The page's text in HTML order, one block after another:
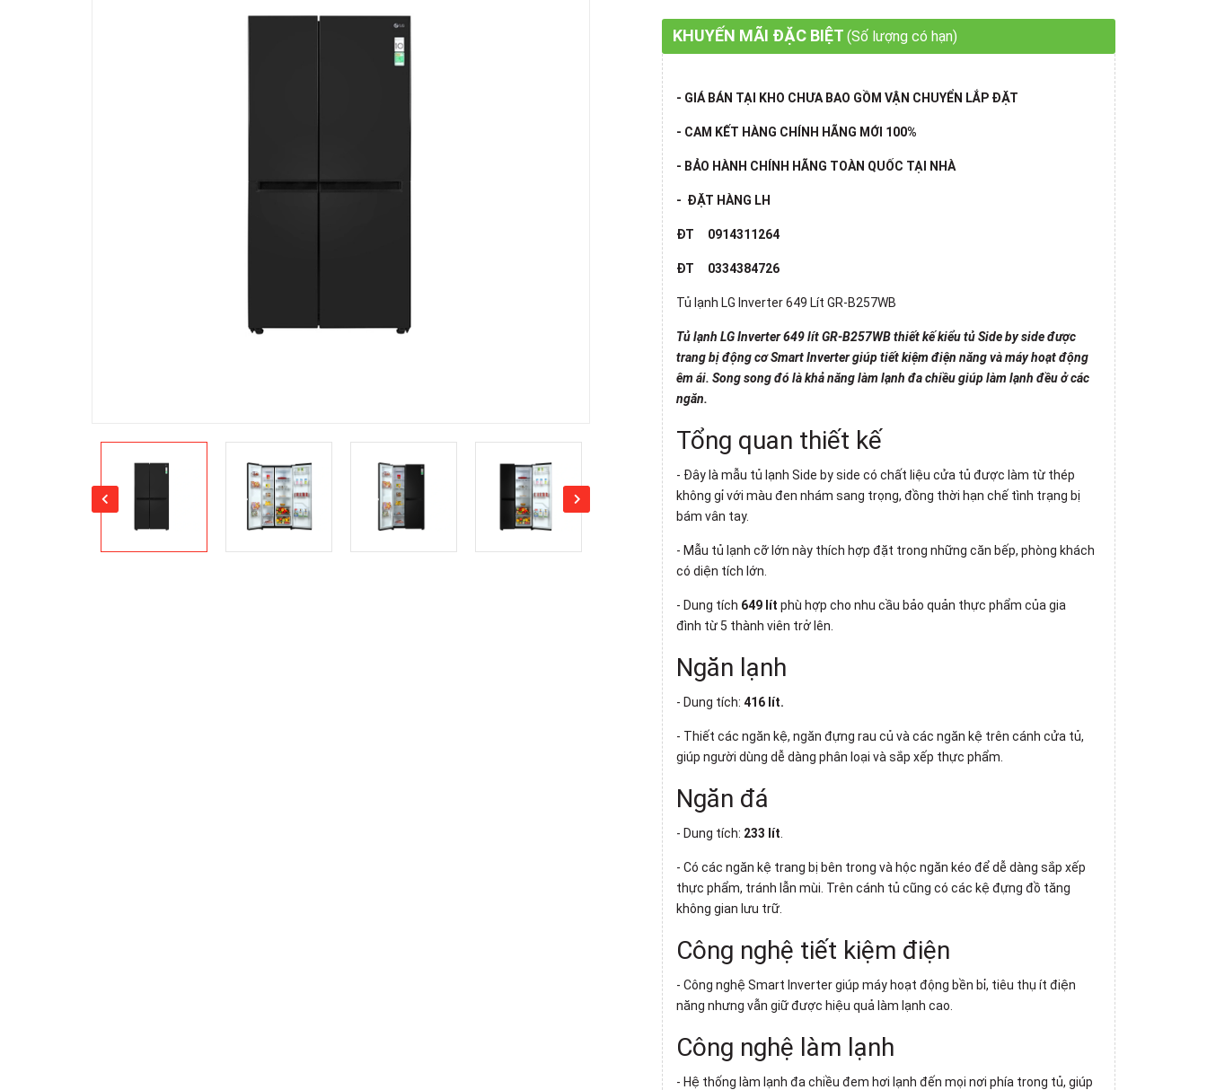
KHUYẾN MÃI ĐẶC BIỆT (Số lượng có hạn)
- GIÁ BÁN TẠI KHO CHƯA BAO GỒM VẬN CHUYỂN LẮP ĐẶT
- CAM KẾT HÀNG CHÍNH HÃNG MỚI 100%
- BẢO HÀNH CHÍNH HÃNG TOÀN QUỐC TẠI NHÀ
- ĐẶT HÀNG LH
ĐT 0914311264
ĐT 0334384726
Tủ lạnh LG Inverter 649 Lít GR-B257WB
Tủ lạnh LG Inverter 649 lít GR-B257WBthiết kế kiểu tủ Side by side được
trang bị động cơ Smart Inverter giúp tiết kiệm điện năng và máy hoạt động
êm ái. Song song đó là khả năng làm lạnh đa chiều giúp làm lạnh đều ở các
ngăn.
Tổng quan thiết kế
- Đây là mẫu tủ lạnh Side by side có chất liệu cửa tủ được làm từ thép
không gỉ với màu đen nhám sang trọng, đồng thời hạn chế tình trạng bị
bám vân tay.
- Mẫu tủ lạnh cỡ lớn này thích hợp đặt trong những căn bếp, phòng khách
có diện tích lớn.
- Dung tích 649 lít phù hợp cho nhu cầu bảo quản thực phẩm của gia
đình từ 5 thành viên trở lên.
Ngăn lạnh
- Dung tích: 416 lít.
- Thiết các ngăn kệ, ngăn đựng rau củ và các ngăn kệ trên cánh cửa tủ,
giúp người dùng dễ dàng phân loại và sắp xếp thực phẩm.
Ngăn đá
- Dung tích: 233 lít
- Có các ngăn kệ trang bị bên trong và hộc ngăn kéo để dễ dàng sắp xếp
thực phẩm, tránh lẫn mùi. Trên cánh tủ cũng có các kệ đựng đồ tăng
không gian lưu trữ.
Công nghệ tiết kiệm điện
- Công nghệ Smart Invertergiúp máy hoạt động bền bỉ, tiêu thụ ít điện
năng nhưng vẫn giữ được hiệu quả làm lạnh cao.
Công nghệ làm lạnh
- Hệ thống làm lạnh đa chiều đem hơi lạnh đến mọi nơi phía trong tủ, giúp